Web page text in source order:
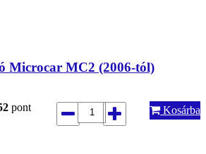
Microcar MC2 (2006-tól)
pont Kosárba